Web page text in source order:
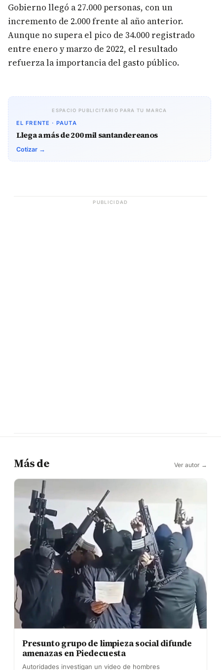
Gobierno llegó a 27.000 personas, con un
incremento de 2.000 frente al año anterior.
Aunque no supera el pico de 34.000 registrado
entre enero y marzo de 2022, el resultado
refuerza la importancia del gasto público.
ESPACIO PUBLICITARIO PARA TU MARCA
EL FRENTE · PAUTA
Llega a más de 200 mil santandereanos
Cotizar →
PUBLICIDAD
Más de Ver autor →
Presunto grupo de limpieza social difunde
amenazas en Piedecuesta
Autoridades investigan un video de hombres